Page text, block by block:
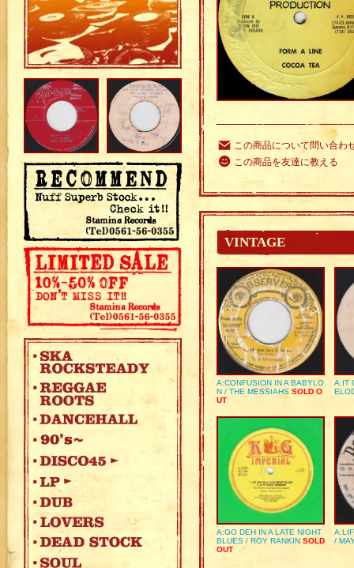
この商品について問い合わ
この商品を友達に教える
VINTAGE
A:CONFUSION IN A BABYLO
N / THE MESSIAHS SOLD O
UT
A:IT
A:GO DEH IN A LATE NIGHT
BLUES / ROY RANKIN SOLD
OUT
/